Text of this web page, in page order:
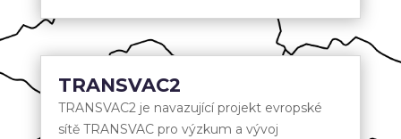
TRANSVAC2
TRANSVAC2 je navazující projekt evropské
sítě TRANSVAC pro výzkum a vývoj